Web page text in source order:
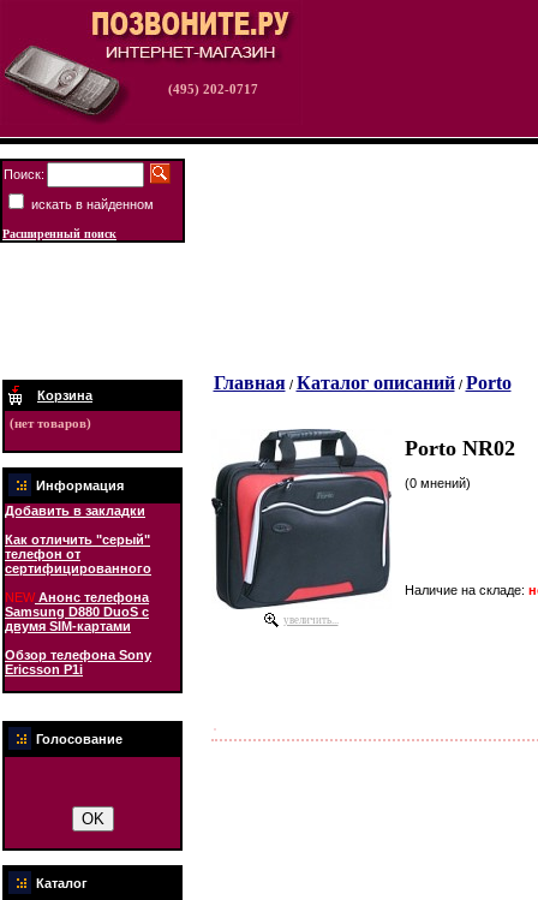
(495) 202-0717
Поиск:
искать в найденном
Расширенный поиск
Корзина
(нет товаров)
Информация
Добавить в закладки
Как отличить "серый"
телефон от
сертифицированного
NEWАнонс телефона
Samsung D880 DuoS с
двумя SIM-картами
Обзор телефона Sony
Ericsson P1i
Голосование
Каталог
Главная/ Каталог описаний/ Porto
увеличить...
Porto NR02
(0 мнений)
Наличие на складе: